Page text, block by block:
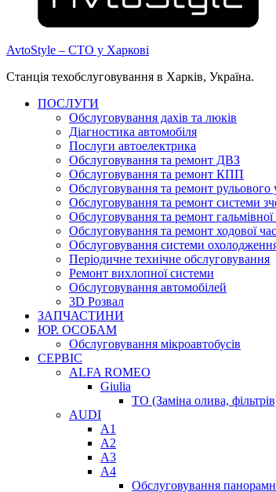
AvtoStyle – СТО у Харкові
Станція техобслуговування в Харків, Україна.
ПОСЛУГИ
Обслуговування дахів та люків
Діагностика автомобіля
Послуги автоелектрика
Обслуговування та ремонт ДВЗ
Обслуговування та ремонт КПП
Обслуговування та ремонт рульового
Обслуговування та ремонт системи
Обслуговування та ремонт
Обслуговування та ремонт ходової
Обслуговування системи
Періодичне технічне обслуговування
Ремонт вихлопної системи
Обслуговування автомобілей
3D Розвал
ЗАПЧАСТИНИ
ЮР. ОСОБАМ
Обслуговування мікроавтобусів
СЕРВІС
ALFA ROMEO
Giulia
ТО (Заміна олива,
AUDI
A1
A2
A3
A4
Обслуговування